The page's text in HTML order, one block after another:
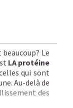
Le
LA protéine
qui sont
Au-delà de
des